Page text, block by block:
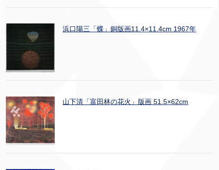
浜口陽三「蝶」銅版画11.4×11.4cm 1967年
山下清「富田林の花火」版画 51.5×62cm